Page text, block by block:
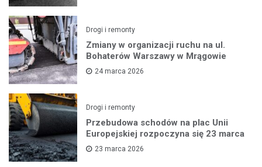
Drogi i remonty
Zmiany w organizacji ruchu na ul.
Bohaterów Warszawy w Mrągowie
24 marca 2026
Drogi i remonty
Przebudowa schodów na plac Unii
Europejskiej rozpoczyna się 23 marca
23 marca 2026